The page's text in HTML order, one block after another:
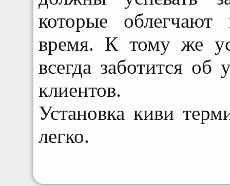
которые
время. К тому же
всегда заботится об
клиентов.
Установка киви
легко.